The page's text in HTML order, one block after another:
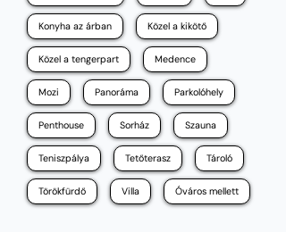
Konyha az árban Közel a kikötő
Közel a tengerpart Medence
Mozi Panoráma Parkolóhely
Penthouse Sorház Szauna
Teniszpálya Tetőterasz Tároló
Törökfürdő Villa Óváros mellett